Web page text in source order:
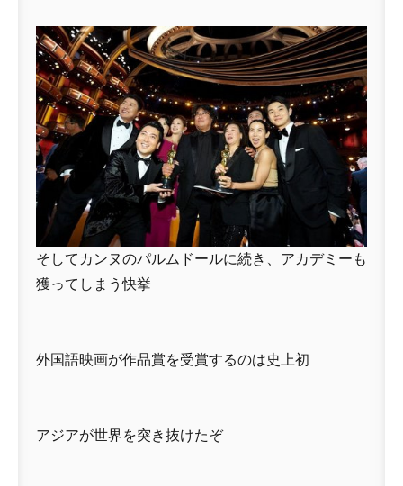
そしてカンヌのパルムドールに続き、アカデミーも
獲ってしまう快挙
外国語映画が作品賞を受賞するのは史上初
アジアが世界を突き抜けたぞ